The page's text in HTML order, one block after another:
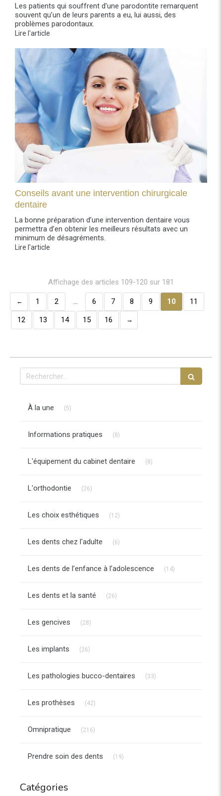
Les patients qui souffrent d’une parodontite remarquent
souvent qu’un de leurs parents a eu, lui aussi, des
problèmes parodontaux.
Lire l'article
Conseils avant une intervention chirurgicale
dentaire
La bonne préparation d’une intervention dentaire vous
permettra d’en obtenir les meilleurs résultats avec un
minimum de désagréments.
Lire l'article
Affichage des articles 109-120 sur 181
1 2 … 6 7 8 9 10 11
12 13 14 15 16
Rechercher
À la une (5)
Informations pratiques (8)
L'équipement du cabinet dentaire (8)
L'orthodontie (26)
Les choix esthétiques (12)
Les dents chez l'adulte (6)
Les dents de l’enfance à l’adolescence (14)
Les dents et la santé (26)
Les gencives (28)
Les implants (26)
Les pathologies bucco-dentaires (33)
Les prothèses (42)
Omnipratique (216)
Prendre soin des dents (19)
Catégories